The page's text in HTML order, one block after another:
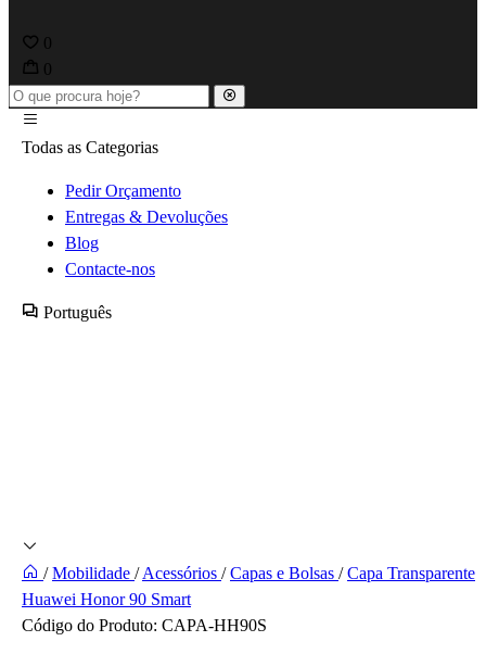
0
0
Todas as Categorias
Pedir Orçamento
Entregas & Devoluções
Blog
Contacte-nos
Português
/ Mobilidade /Acessórios / Capas e Bolsas / Capa Transparente
Huawei Honor 90 Smart
Código do Produto: CAPA-HH90S